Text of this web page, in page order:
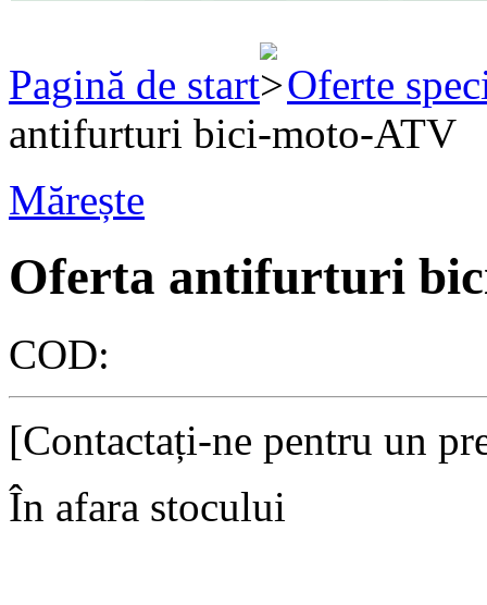
Pagină de start
Oferte
antifurturi bici-moto-ATV
Mărește
Oferta antifurturi
COD:
[Contactați-ne pentru un
În afara stocului